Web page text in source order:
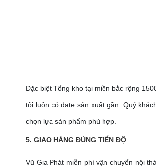
Đặc biệt Tổng kho tại miền bắc rộng
tôi luôn có date sản xuất gần. Quý
chọn lựa sản phẩm phù hợp.
5. GIAO HÀNG ĐÚNG TIẾN ĐỘ
Vũ Gia Phát miễn phí vận chuyển nội